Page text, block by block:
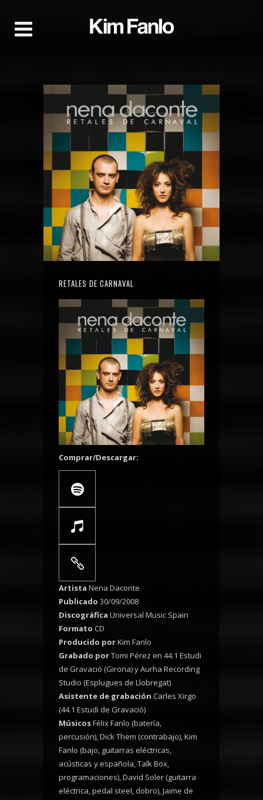
RETALES DE CARNAVAL
Comprar/Descargar:
Artista Nena Daconte
Publicado 30/09/2008
Discográfica Universal Music Spain
Formato CD
Producido porKim Fanlo
Grabado porTomi Pérez en 44.1 Estudi
de Gravació (Girona) y Aurha Recording
Studio (Esplugues de Llobregat)
Asistente de grabación Carles Xirgo
(44.1 Estudi de Gravació)
MúsicosFélix Fanlo (batería,
percusión), Dick Them (contrabajo), Kim
Fanlo (bajo, guitarras eléctricas,
acústicas y española, Talk Box,
programaciones), David Soler (guitarra
eléctrica, pedal steel, dobro), Jaime de